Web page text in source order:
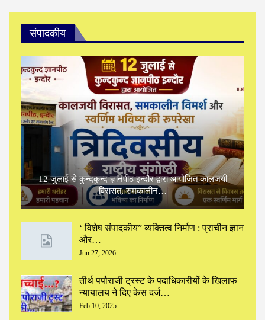
संपादकीय
12 जुलाई से कुन्दकुन्द ज्ञानपीठ इन्दौर द्वारा आयोजित कालजयी
विरासत, समकालीन…
‘ विशेष संपादकीय” ‌व्यक्तित्व निर्माण : प्राचीन ज्ञान
और…
Jun 27, 2026
तीर्थ पपौराजी ट्रस्ट के पदाधिकारीयों के खिलाफ
न्यायालय ने दिए केस दर्ज…
Feb 10, 2025